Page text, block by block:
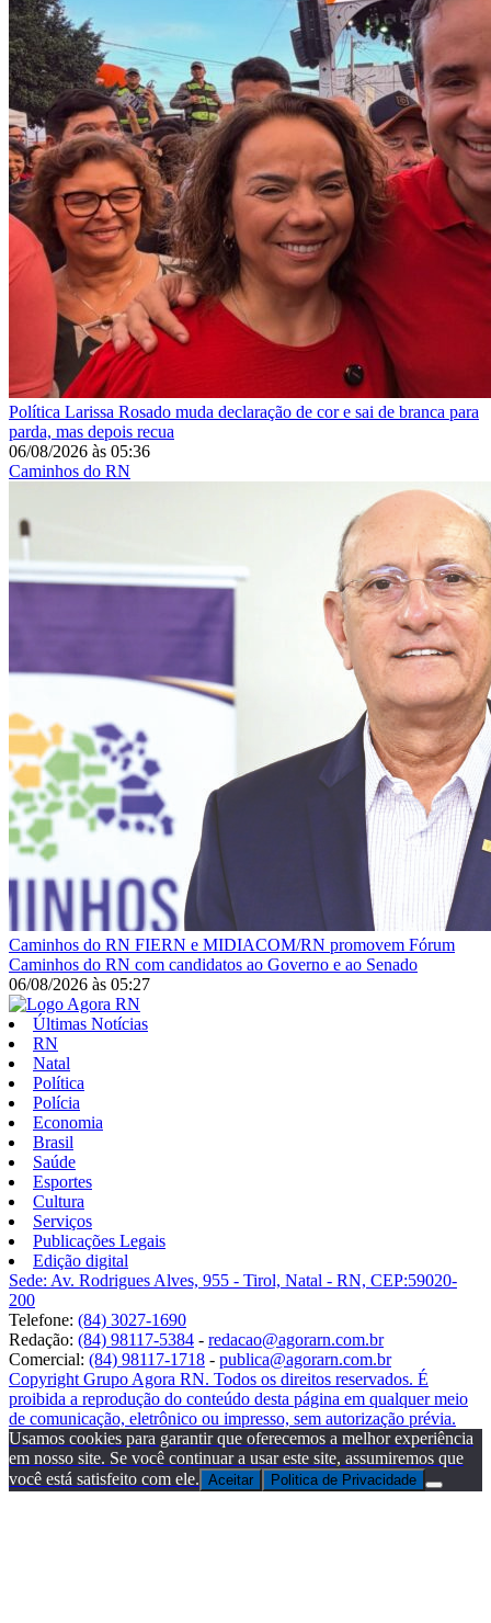
Política Larissa Rosado muda declaração de cor e sai de branca para
parda, mas depois recua
06/08/2026 às 05:36
Caminhos do RN
Caminhos do RN FIERN e MIDIACOM/RN promovem Fórum
Caminhos do RN com candidatos ao Governo e ao Senado
06/08/2026 às 05:27
Últimas Notícias
RN
Natal
Política
Polícia
Economia
Brasil
Saúde
Esportes
Cultura
Serviços
Publicações Legais
Edição digital
Sede: Av. Rodrigues Alves, 955 - Tirol, Natal - RN, CEP:59020-
200
Telefone: (84) 3027-1690
Redação: (84) 98117-5384 - redacao@agorarn.com.br
Comercial: (84) 98117-1718 - publica@agorarn.com.br
Copyright Grupo Agora RN. Todos os direitos reservados. É
proibida a reprodução do conteúdo desta página em qualquer meio
de comunicação, eletrônico ou impresso, sem autorização prévia.
Usamos cookies para garantir que oferecemos a melhor experiência
em nosso site. Se você continuar a usar este site, assumiremos que
você está satisfeito com ele. Aceitar Politica de Privacidade